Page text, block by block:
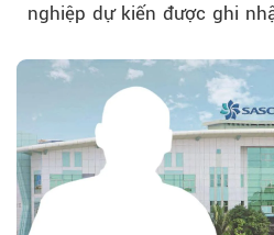
nghiệp dự kiến được ghi